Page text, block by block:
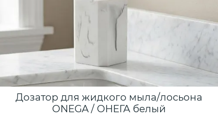
Дозатор для жидкого мыла/лосьона
ONEGA / ОНЕГА белый